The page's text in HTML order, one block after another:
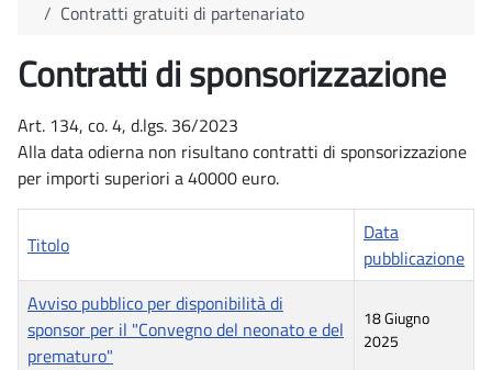
Contratti gratuiti di partenariato
Contratti di sponsorizzazione
Art. 134, co. 4, d.lgs. 36/2023
Alla data odierna non risultano contratti di sponsorizzazione
per importi superiori a 40000 euro.
Titolo
Data
pubblicazione
Avviso pubblico per disponibilità di
sponsor per il "Convegno del neonato e del
prematuro"
18 Giugno
2025